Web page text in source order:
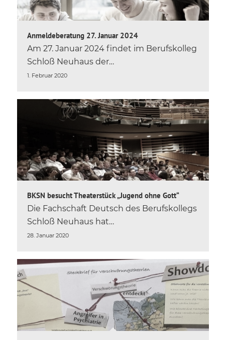
Anmeldeberatung 27. Januar 2024
Am 27. Januar 2024 findet im Berufskolleg
Schloß Neuhaus der…
1. Februar 2020
BKSN besucht Theaterstück „Jugend ohne Gott“
Die Fachschaft Deutsch des Berufskollegs
Schloß Neuhaus hat…
28. Januar 2020